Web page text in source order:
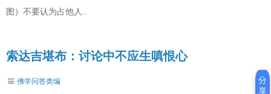
图）不要认为占他人..
索达吉堪布：讨论中不应生嗔恨心
佛学问答类编
分
享